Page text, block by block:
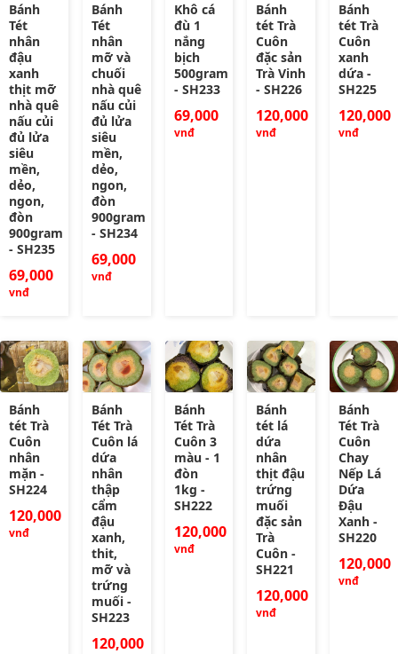
Bánh
Tét
nhân
đậu
xanh
thịt mỡ
nhà quê
nấu củi
đủ lửa
siêu
mền,
dẻo,
ngon,
đòn
900gram
- SH235
69,000
vnđ
Bánh
Tét
nhân
mỡ và
chuối
nhà quê
nấu củi
đủ lửa
siêu
mền,
dẻo,
ngon,
đòn
900gram
- SH234
69,000
vnđ
Khô cá
đù 1
nắng
bịch
500gram
- SH233
69,000
vnđ
Bánh
tét Trà
Cuôn
đặc sản
Trà Vinh
- SH226
120,000
vnđ
Bánh
tét Trà
Cuôn
xanh
dứa -
SH225
120,000
vnđ
Bánh
tét Trà
Cuôn
nhân
mặn -
SH224
120,000
vnđ
Bánh
Tét Trà
Cuôn lá
dứa
nhân
thập
cẩm
đậu
xanh,
thit,
mỡ và
trứng
muối -
SH223
120,000
Bánh
Tét Trà
Cuôn 3
màu - 1
đòn
1kg -
SH222
120,000
vnđ
Bánh
tét lá
dứa
nhân
thịt đậu
trứng
muối
đặc sản
Trà
Cuôn -
SH221
120,000
vnđ
Bánh
Tét Trà
Cuôn
Chay
Nếp Lá
Dứa
Đậu
Xanh -
SH220
120,000
vnđ